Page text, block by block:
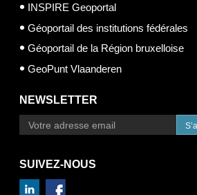
INSPIRE Geoportal
Géoportail des institutions fédérales
Géoportail de la Région bruxelloise
GeoPunt Vlaanderen
NEWSLETTER
SUIVEZ-NOUS